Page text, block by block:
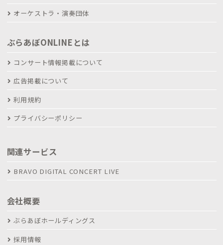
オーケストラ・演奏団体
ぶらあぼONLINEとは
コンサート情報掲載について
広告掲載について
利用規約
プライバシーポリシー
関連サービス
BRAVO DIGITAL CONCERT LIVE
会社概要
ぶらあぼホールディングス
採用情報